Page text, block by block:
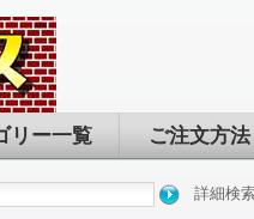
リー一覧 ご注文方法
詳細検